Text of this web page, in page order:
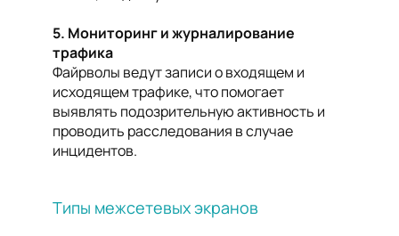
5. Мониторинг и журналирование
трафика
Файрволы ведут записи о входящем и
исходящем трафике, что помогает
выявлять подозрительную активность и
проводить расследования в случае
инцидентов.
Типы межсетевых экранов